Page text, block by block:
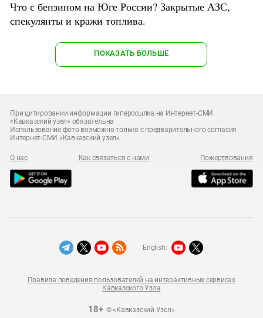
Что с бензином на Юге России? Закрытые АЗС,
спекулянты и кражи топлива.
ПОКАЗАТЬ БОЛЬШЕ
При цитировании информации гиперссылка на Интернет-СМИ
«Кавказский узел» обязательна
Использование фото возможно только с предварительного согласия
Интернет-СМИ «Кавказский узел»
О нас Как связаться с нами Пожертвования
18+© «Кавказский Узел»
Правила поведения пользователей на интерактивных сервисах
Кавказского Узла
English: